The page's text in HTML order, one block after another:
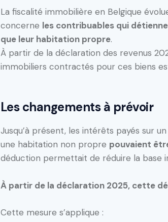
La fiscalité immobilière en Belgique
concerne les contribuables qui
que leur habitation propre.
À partir de la déclaration des revenus
immobiliers contractés pour ces biens
Les changements à prévoir
Jusqu’à présent, les intérêts payés sur
une habitation non propre pouvaient
déduction permettait de réduire la base
À partir de la déclaration 2025, cette
Cette mesure s’applique :